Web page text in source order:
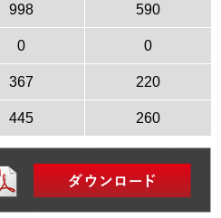
998 590
0 0
367 220
445 260